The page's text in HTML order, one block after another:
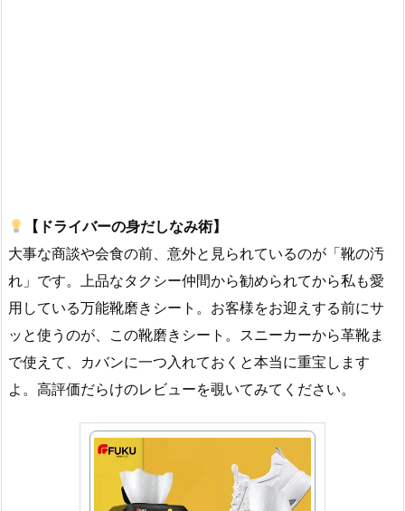
【ドライバーの身だしなみ術】
大事な商談や会食の前、意外と見られているのが「靴の汚
れ」です。上品なタクシー仲間から勧められてから私も愛
用している万能靴磨きシート。お客様をお迎えする前にサ
ッと使うのが、この靴磨きシート。スニーカーから革靴ま
で使えて、カバンに一つ入れておくと本当に重宝します
よ。高評価だらけのレビューを覗いてみてください。